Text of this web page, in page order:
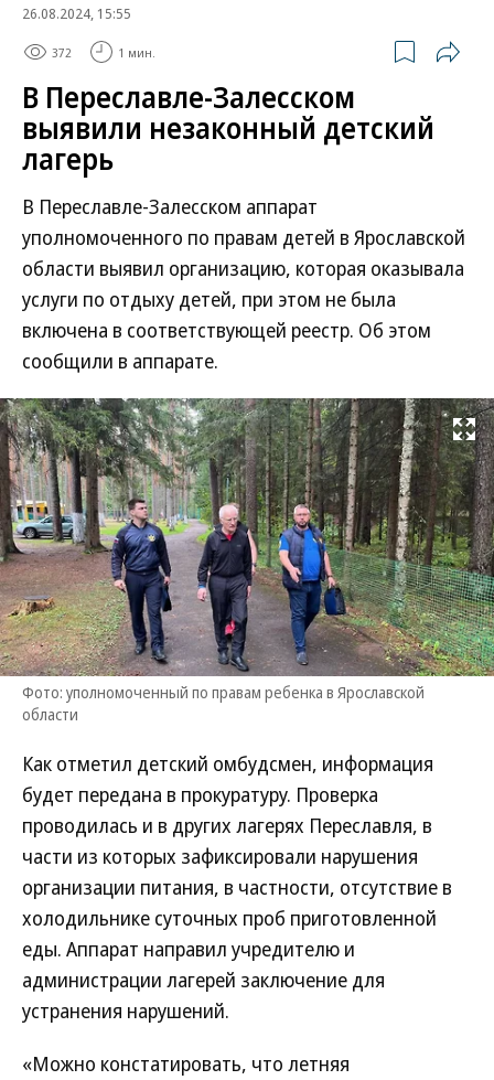
26.08.2024, 15:55
372 1 мин.
В Переславле-Залесском
выявили незаконный детский
лагерь
В Переславле-Залесском аппарат
уполномоченного по правам детей в Ярославской
области выявил организацию, которая оказывала
услуги по отдыху детей, при этом не была
включена в соответствующей реестр. Об этом
сообщили в аппарате.
Развернуть
Фото: уполномоченный по правам ребенка в Ярославской
области
Как отметил детский омбудсмен, информация
будет передана в прокуратуру. Проверка
проводилась и в других лагерях Переславля, в
части из которых зафиксировали нарушения
организации питания, в частности, отсутствие в
холодильнике суточных проб приготовленной
еды. Аппарат направил учредителю и
администрации лагерей заключение для
устранения нарушений.
«Можно констатировать, что летняя